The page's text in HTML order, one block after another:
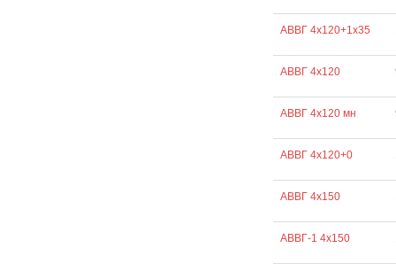
АВВГ 4х120+1х35
АВВГ 4х120
АВВГ 4х120 мн
АВВГ 4х120+0
АВВГ 4х150
АВВГ-1 4х150